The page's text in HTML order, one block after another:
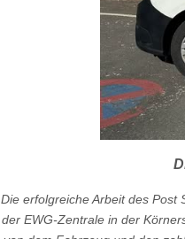
Die erfolgreiche Arbeit des Post
der EWG-Zentrale in der